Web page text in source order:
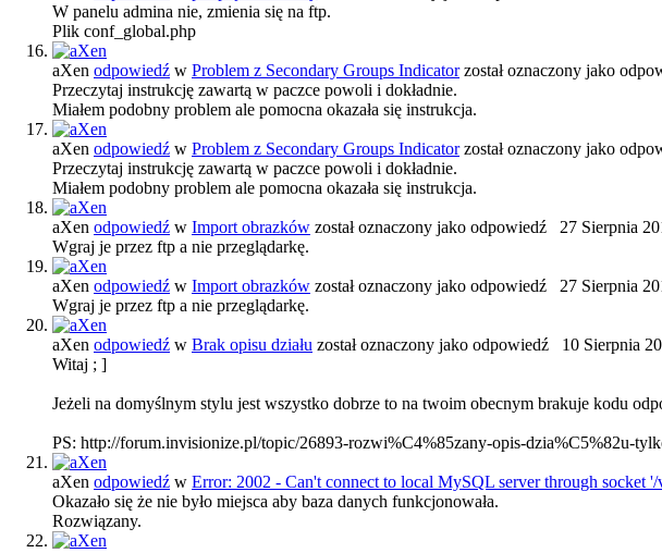
W panelu admina nie, zmienia się na ftp.
Plik conf_global.php
aXen odpowiedź w Problem z Secondary Groups Indicatorzostał oznaczony jako
Przeczytaj instrukcję zawartą w paczce powoli i dokładnie.
Miałem podobny problem ale pomocna okazała się instrukcja.
aXen odpowiedź w Problem z Secondary Groups Indicatorzostał oznaczony jako
Przeczytaj instrukcję zawartą w paczce powoli i dokładnie.
Miałem podobny problem ale pomocna okazała się instrukcja.
aXen odpowiedź w Import obrazków został oznaczony jako odpowiedź
27 Sierpnia
Wgraj je przez ftp a nie przeglądarkę.
aXen odpowiedź w Import obrazków został oznaczony jako odpowiedź
27 Sierpnia
Wgraj je przez ftp a nie przeglądarkę.
aXen odpowiedź w Brak opisu działu został oznaczony jako odpowiedź
10 Sierpnia
Witaj ; ]
Jeżeli na domyślnym stylu jest wszystko dobrze to na twoim obecnym brakuje kodu
PS: http://forum.invisionize.pl/topic/26893-rozwi%C4%85zany-opis-dzia%C5%82u-
aXen odpowiedź w Error: 2002 - Can't connect to local MySQL server through socket
Okazało się że nie było miejsca aby baza danych funkcjonowała.
Rozwiązany.